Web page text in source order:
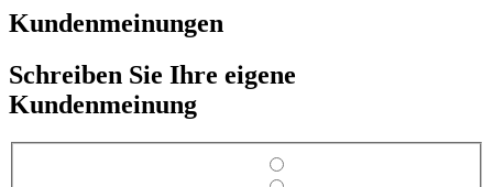
Kundenmeinungen
Schreiben Sie Ihre eigene
Kundenmeinung